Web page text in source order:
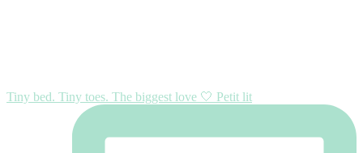
Tiny bed. Tiny toes. The biggest love 🤍 Petit lit